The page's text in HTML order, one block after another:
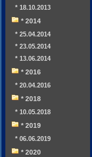
* 18.10.2013
* 2014
* 25.04.2014
* 23.05.2014
* 13.06.2014
* 2016
* 20.04.2016
* 2018
* 10.05.2018
* 2019
* 06.06.2019
* 2020